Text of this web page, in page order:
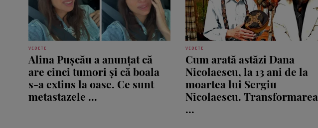
VEDETE
Alina Pușcău a anunțat că
are cinci tumori și că boala
s-a extins la oase. Ce sunt
metastazele ...
VEDETE
Cum arată astăzi Dana
Nicolaescu, la 13 ani de la
moartea lui Sergiu
Nicolaescu. Transformarea
...